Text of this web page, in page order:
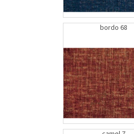
bordo 68